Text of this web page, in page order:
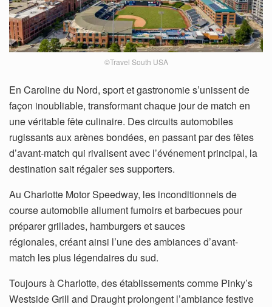
©Travel South USA
En Caroline du Nord, sport et gastronomie s’unissent de
façon inoubliable, transformant chaque jour de match en
une véritable fête culinaire. Des circuits automobiles
rugissants aux arènes bondées, en passant par des fêtes
d’avant-match qui rivalisent avec l’événement principal, la
destination sait régaler ses supporters.
Au Charlotte Motor Speedway, les inconditionnels de
course automobile allument fumoirs et barbecues pour
préparer grillades, hamburgers et sauces
régionales, créant ainsi l’une des ambiances d’avant-
match les plus légendaires du sud.
Toujours à Charlotte, des établissements comme Pinky’s
Westside Grill and Draught prolongent l’ambiance festive